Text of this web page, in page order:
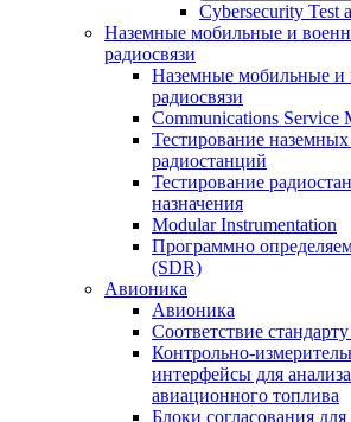
Cybersecurity Test
Наземные мобильные и
радиосвязи
Наземные мобильные и
радиосвязи
Communications Service
Тестирование
радиостанций
Тестирование
назначения
Modular Instrumentation
Программно
(SDR)
Авионика
Авионика
Соответствие
Контрольно-
интерфейсы для
авиационного топлива
Блоки согласования